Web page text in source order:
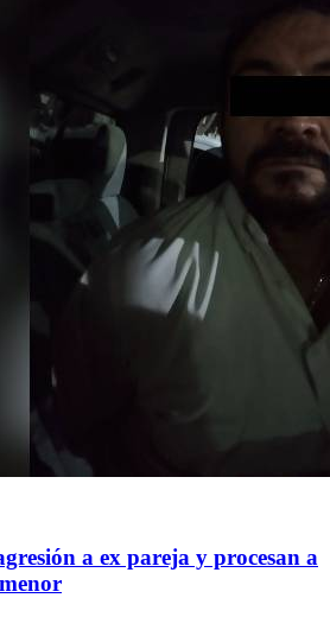
a ex pareja y procesan a